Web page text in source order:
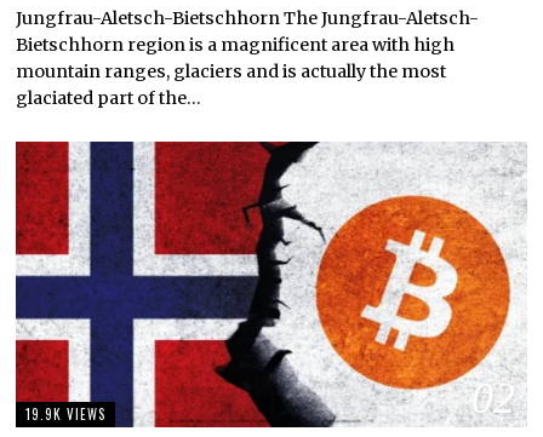
Jungfrau-Aletsch-Bietschhorn The Jungfrau-Aletsch-
Bietschhorn region is a magnificent area with high
mountain ranges, glaciers and is actually the most
glaciated part of the…
02
19.9K VIEWS